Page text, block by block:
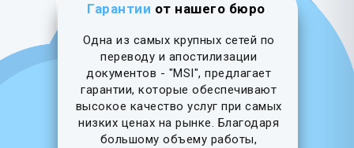
Гарантии от нашего бюро
Одна из самых крупных сетей по
переводу и апостилизации
документов - "MSI", предлагает
гарантии, которые обеспечивают
высокое качество услуг при самых
низких ценах на рынке. Благодаря
большому объему работы,